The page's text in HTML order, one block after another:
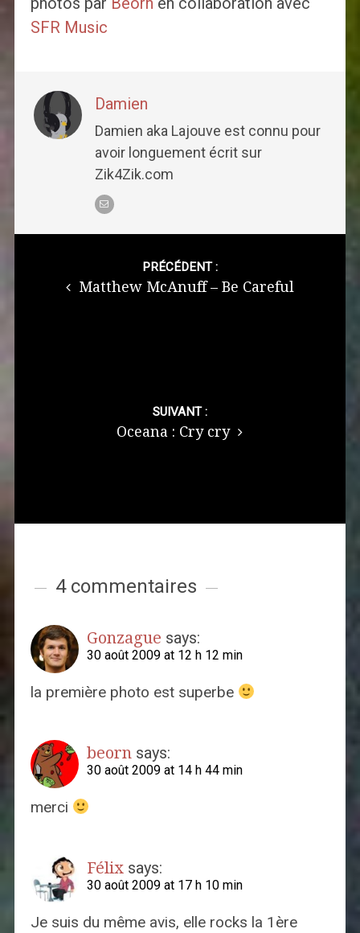
SFR Music
Damien
Damien aka Lajouve est connu pour
avoir longuement écrit sur
Zik4Zik.com
PRÉCÉDENT :
Matthew McAnuff – Be Careful
SUIVANT :
Oceana : Cry cry
4 commentaires
Gonzague says:
30 août 2009 at 12 h 12 min
la première photo est superbe
beorn says:
30 août 2009 at 14 h 44 min
merci
Félix says:
30 août 2009 at 17 h 10 min
Je suis du même avis, elle rocks la 1ère